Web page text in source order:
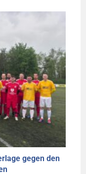
gegen den